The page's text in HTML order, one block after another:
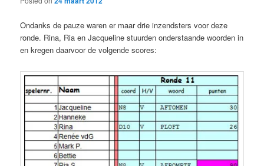
Ondanks de pauze waren er maar drie inzendsters voor deze
ronde. Rina, Ria en Jacqueline stuurden onderstaande woorden in
en kregen daarvoor de volgende scores: